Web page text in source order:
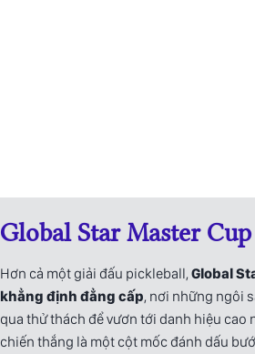
Global Star Master Cup
Hơn cả một giải đấu pickleball, Global
khẳng định đẳng cấp, nơi những ngôi
qua thử thách để vươn tới danh hiệu cao
chiến thắng là một cột mốc đánh dấu